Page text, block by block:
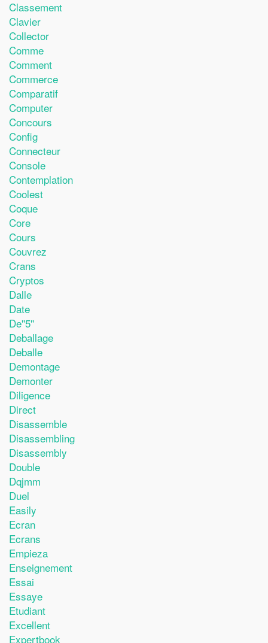
Classement
Clavier
Collector
Comme
Comment
Commerce
Comparatif
Computer
Concours
Config
Connecteur
Console
Contemplation
Coolest
Coque
Core
Cours
Couvrez
Crans
Cryptos
Dalle
Date
De''5''
Deballage
Deballe
Demontage
Demonter
Diligence
Direct
Disassemble
Disassembling
Disassembly
Double
Dqjmm
Duel
Easily
Ecran
Ecrans
Empieza
Enseignement
Essai
Essaye
Etudiant
Excellent
Expertbook